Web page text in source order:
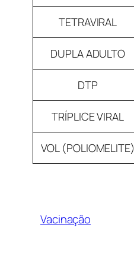
TETRAVIRAL
DUPLA ADULTO
DTP
TRÍPLICE VIRAL
VOL (POLIOMELITE)
Vacinação